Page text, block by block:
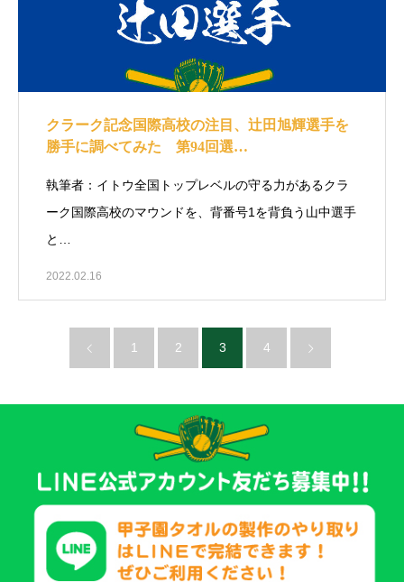
クラーク記念国際高校の注目、辻田旭輝選手を
勝手に調べてみた 第94回選…
執筆者：イトウ全国トップレベルの守る力があるクラ
ーク国際高校のマウンドを、背番号1を背負う山中選手
と…
2022.02.16
1 2 3 4